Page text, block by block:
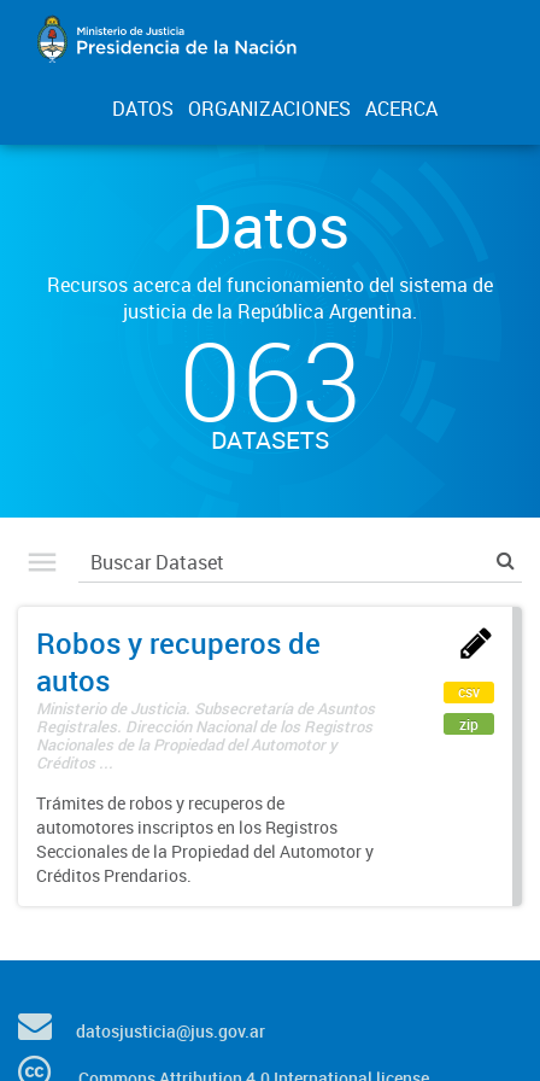
DATOS ORGANIZACIONES ACERCA
Datos
Recursos acerca del funcionamiento del sistema de
justicia de la República Argentina.
063
DATASETS
Robos y recuperos de
autos
Ministerio de Justicia. Subsecretaría de Asuntos
Registrales. Dirección Nacional de los Registros
Nacionales de la Propiedad del Automotor y
Créditos ...
Trámites de robos y recuperos de
automotores inscriptos en los Registros
Seccionales de la Propiedad del Automotor y
Créditos Prendarios.
csv
zip
datosjusticia@jus.gov.ar